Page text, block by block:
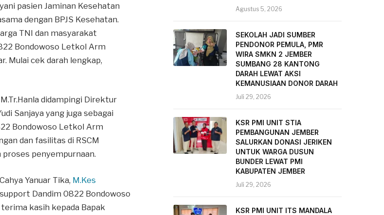
pasien Jaminan Kesehatan
dengan BPJS Kesehatan.
TNI dan masyarakat
Bondowoso Letkol Arm
Mulai cek darah lengkap,
didampingi Direktur
Sanjaya yang juga sebagai
Bondowoso Letkol Arm
dan fasilitas di RSCM
penyempurnaan.
Yanuar Tika, M.Kes
Dandim 0822 Bondowoso
kasih kepada Bapak
Agustus 5, 2026
SEKOLAH JADI SUMBER
PENDONOR PEMULA, PMR
WIRA SMKN 2 JEMBER
SUMBANG 28 KANTONG
DARAH LEWAT AKSI
KEMANUSIAAN DONOR DARAH
Juli 29, 2026
KSR PMI UNIT STIA
PEMBANGUNAN JEMBER
SALURKAN DONASI JERIKEN
UNTUK WARGA DUSUN
BUNDER LEWAT PMI
KABUPATEN JEMBER
Juli 29, 2026
KSR PMI UNIT ITS MANDALA